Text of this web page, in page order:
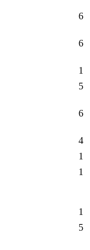
6
6
1
5
6
4
1
1
1
5